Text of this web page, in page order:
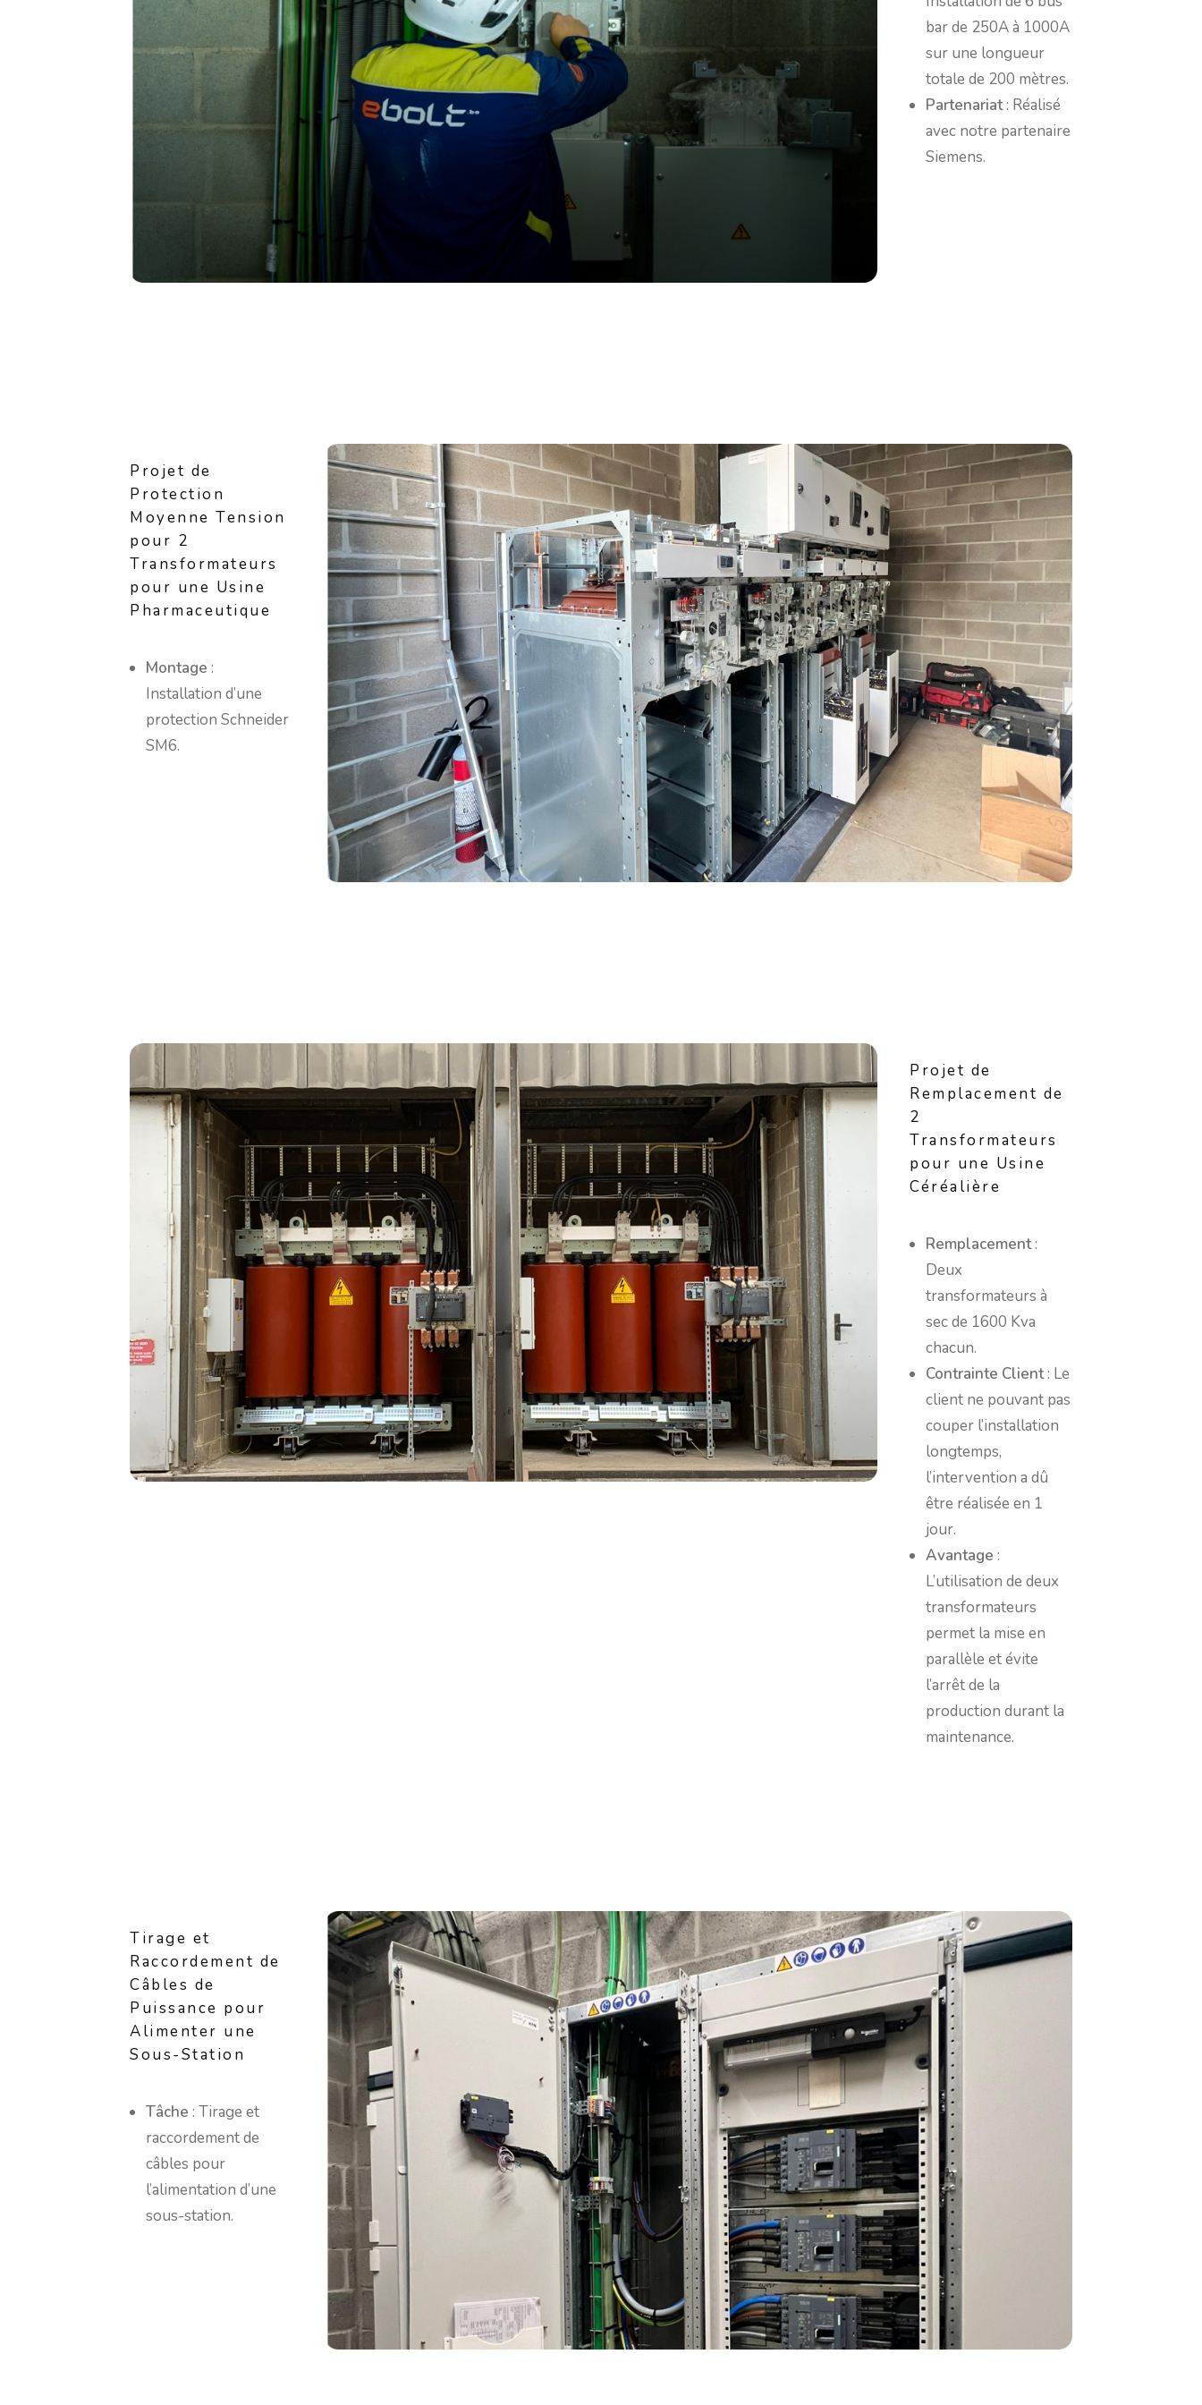
bar de 250A à 1000A
sur une longueur
totale de 200 mètres.
Partenariat: Réalisé
avec notre partenaire
Siemens.
Projet de
Protection
Moyenne Tension
pour 2
Transformateurs
pour une Usine
Pharmaceutique
Montage :
Installation d’une
protection Schneider
SM6.
Projet de
Remplacement de
2
Transformateurs
pour une Usine
Céréalière
Remplacement:
Deux
transformateurs à
sec de 1600 Kva
chacun.
Contrainte Client: Le
client ne pouvant pas
couper l’installation
longtemps,
l’intervention a dû
être réalisée en 1
jour.
Avantage :
L’utilisation de deux
transformateurs
permet la mise en
parallèle et évite
l’arrêt de la
production durant la
maintenance.
Tirage et
Raccordement de
Câbles de
Puissance pour
Alimenter une
Sous-Station
Tâche : Tirage et
raccordement de
câbles pour
l’alimentation d’une
sous-station.